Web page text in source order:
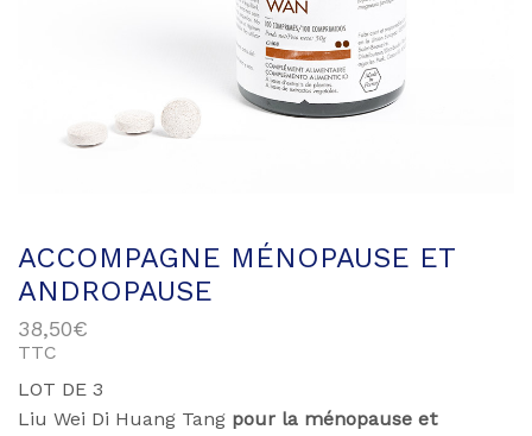
ACCOMPAGNE MÉNOPAUSE ET
ANDROPAUSE
38,50€
TTC
LOT DE 3
Liu Wei Di Huang Tang pour la ménopause et